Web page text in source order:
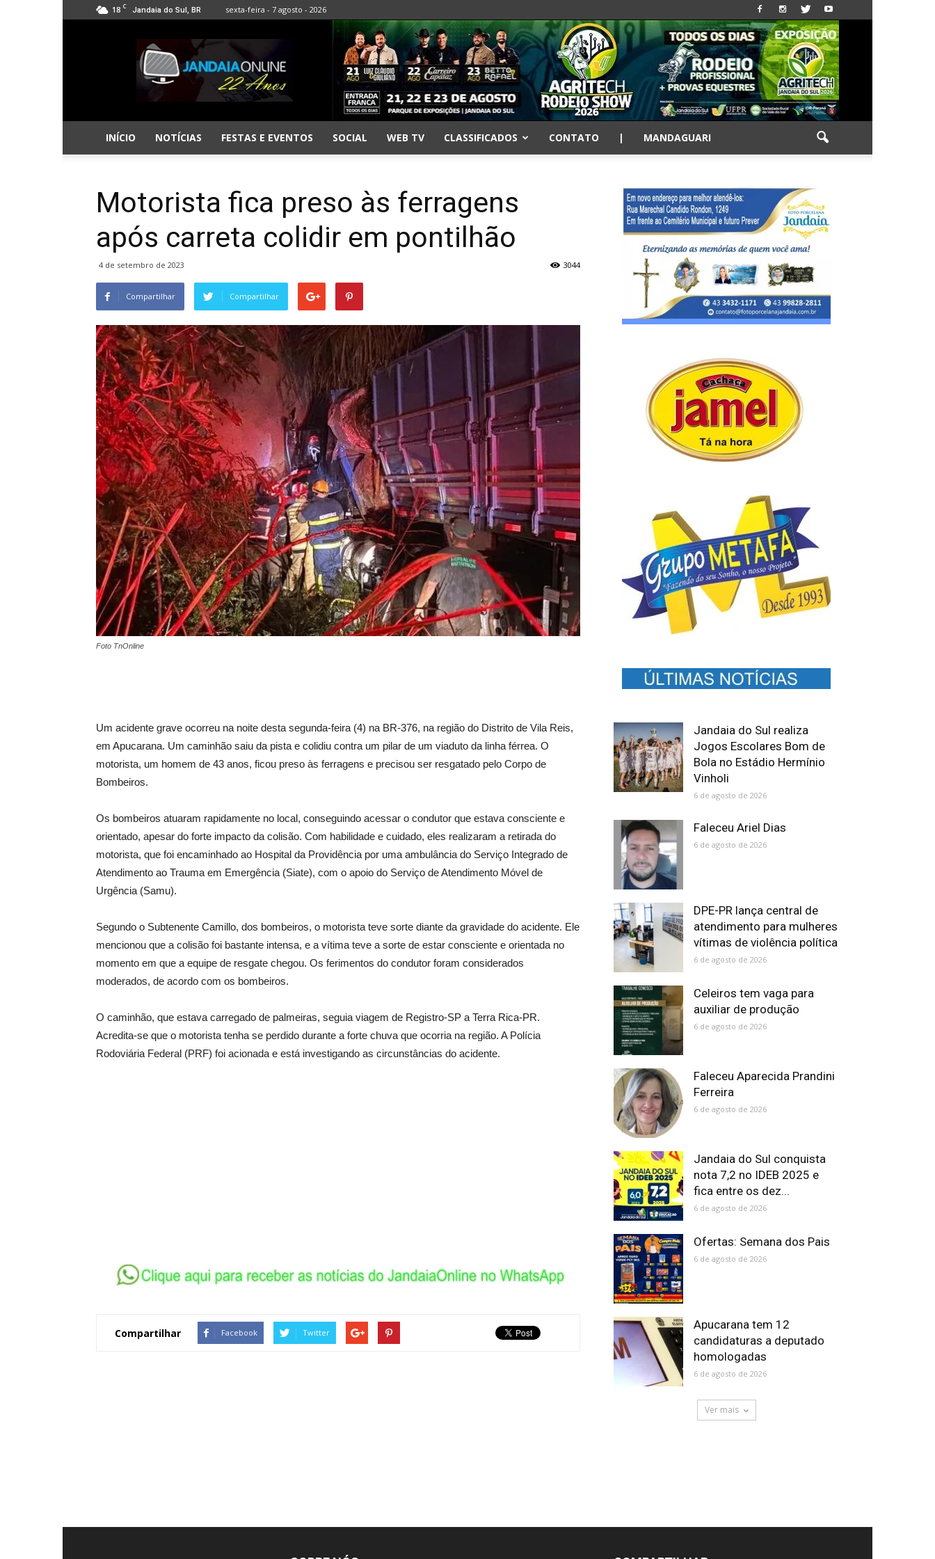
18 C Jandaia do Sul, BR sexta-feira - 7 agosto - 2026
Jandaia
Online
INÍCIO NOTÍCIAS FESTAS E EVENTOS SOCIAL WEB TV CLASSIFICADOS CONTATO | MANDAGUARI
Motorista fica preso às ferragens
após carreta colidir em pontilhão
4 de setembro de 2023 3044
Compartilhar Compartilhar
Foto TnOnline
Um acidente grave ocorreu na noite desta segunda-feira (4) na BR-376, na região do Distrito de Vila Reis,
em Apucarana. Um caminhão saiu da pista e colidiu contra um pilar de um viaduto da linha férrea. O
motorista, um homem de 43 anos, ficou preso às ferragens e precisou ser resgatado pelo Corpo de
Bombeiros.
Os bombeiros atuaram rapidamente no local, conseguindo acessar o condutor que estava consciente e
orientado, apesar do forte impacto da colisão. Com habilidade e cuidado, eles realizaram a retirada do
motorista, que foi encaminhado ao Hospital da Providência por uma ambulância do Serviço Integrado de
Atendimento ao Trauma em Emergência (Siate), com o apoio do Serviço de Atendimento Móvel de
Urgência (Samu).
Segundo o Subtenente Camillo, dos bombeiros, o motorista teve sorte diante da gravidade do acidente. Ele
mencionou que a colisão foi bastante intensa, e a vítima teve a sorte de estar consciente e orientada no
momento em que a equipe de resgate chegou. Os ferimentos do condutor foram considerados
moderados, de acordo com os bombeiros.
O caminhão, que estava carregado de palmeiras, seguia viagem de Registro-SP a Terra Rica-PR.
Acredita-se que o motorista tenha se perdido durante a forte chuva que ocorria na região. A Polícia
Rodoviária Federal (PRF) foi acionada e está investigando as circunstâncias do acidente.
Compartilhar Facebook Twitter
Jandaia do Sul realiza
Jogos Escolares Bom de
Bola no Estádio Hermínio
Vinholi
6 de agosto de 2026
Faleceu Ariel Dias
6 de agosto de 2026
DPE-PR lança central de
atendimento para mulheres
vítimas de violência política
6 de agosto de 2026
Celeiros tem vaga para
auxiliar de produção
6 de agosto de 2026
Faleceu Aparecida Prandini
Ferreira
6 de agosto de 2026
Jandaia do Sul conquista
nota 7,2 no IDEB 2025 e
fica entre os dez...
6 de agosto de 2026
Ofertas: Semana dos Pais
6 de agosto de 2026
Apucarana tem 12
candidaturas a deputado
homologadas
6 de agosto de 2026
Ver mais